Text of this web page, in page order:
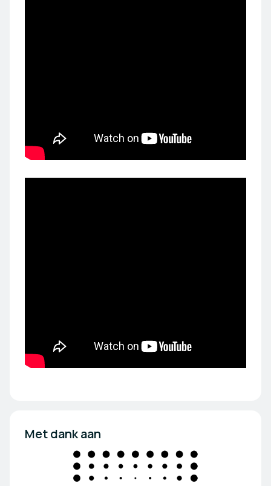
Met dank aan